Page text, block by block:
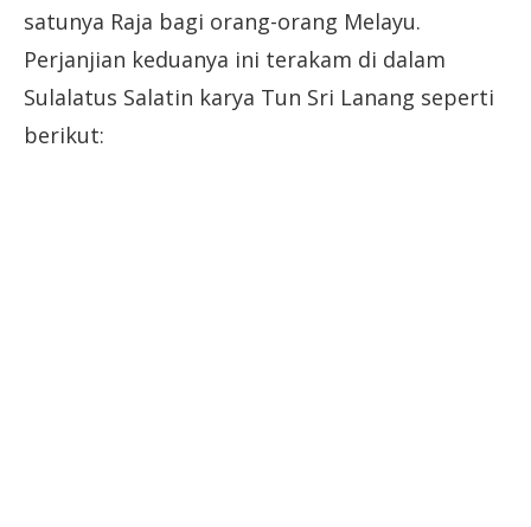
satunya Raja bagi orang-orang Melayu.
Perjanjian keduanya ini terakam di dalam
Sulalatus Salatin karya Tun Sri Lanang seperti
berikut: